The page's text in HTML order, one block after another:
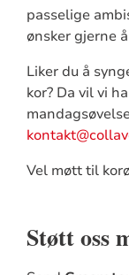
passelige
ønsker gjerne
Liker du å
kor? Da vil vi
Vel møtt til
Støtt oss